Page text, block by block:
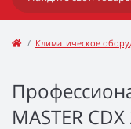
Климатическое
MASTER